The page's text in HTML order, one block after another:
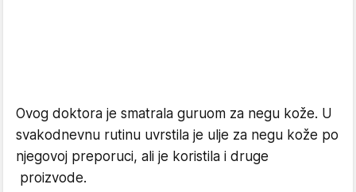
Ovog doktora je smatrala guruom za negu kože. U
svakodnevnu rutinu uvrstila je ulje za negu kože po
njegovoj preporuci, ali je koristila i druge
proizvode.